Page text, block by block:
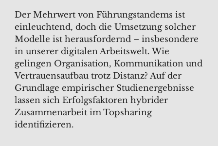
Der Mehrwert von Führungstandems ist
einleuchtend, doch die Umsetzung solcher
Modelle ist herausfordernd – insbesondere
in unserer digitalen Arbeitswelt. Wie
gelingen Organisation, Kommunikation und
Vertrauensaufbau trotz Distanz? Auf der
Grundlage empirischer Studienergebnisse
lassen sich Erfolgsfaktoren hybrider
Zusammenarbeit im Topsharing
identifizieren.